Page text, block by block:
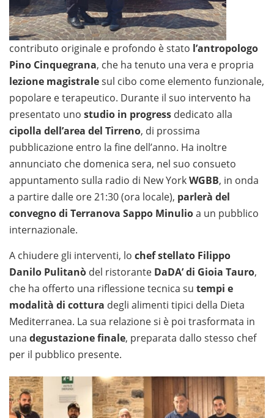
contributo originale e profondo è stato l’antropologo
Pino Cinquegrana, che ha tenuto una vera e propria
lezione magistralesul cibo come elemento funzionale,
popolare e terapeutico. Durante il suo intervento ha
presentato uno studio in progress dedicato alla
cipolla dell’area del Tirreno, di prossima
pubblicazione entro la fine dell’anno. Ha inoltre
annunciato che domenica sera, nel suo consueto
appuntamento sulla radio di New YorkWGBB, in onda
a partire dalle ore 21:30 (ora locale), parlerà del
convegno di Terranova Sappo Minulioa un pubblico
internazionale.
A chiudere gli interventi, lo chef stellato Filippo
Danilo Pulitanò del ristorante DaDA’ di Gioia Tauro,
che ha offerto una riflessione tecnica su tempi e
modalità di cottura degli alimenti tipici della Dieta
Mediterranea. La sua relazione si è poi trasformata in
una degustazione finale, preparata dallo stesso chef
per il pubblico presente.